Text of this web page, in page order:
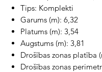
Tips: Komplekti
Garums (m): 6,32
Platums (m): 3,54
Augstums (m): 3,81
Drošības zonas platība
Drošības zonas